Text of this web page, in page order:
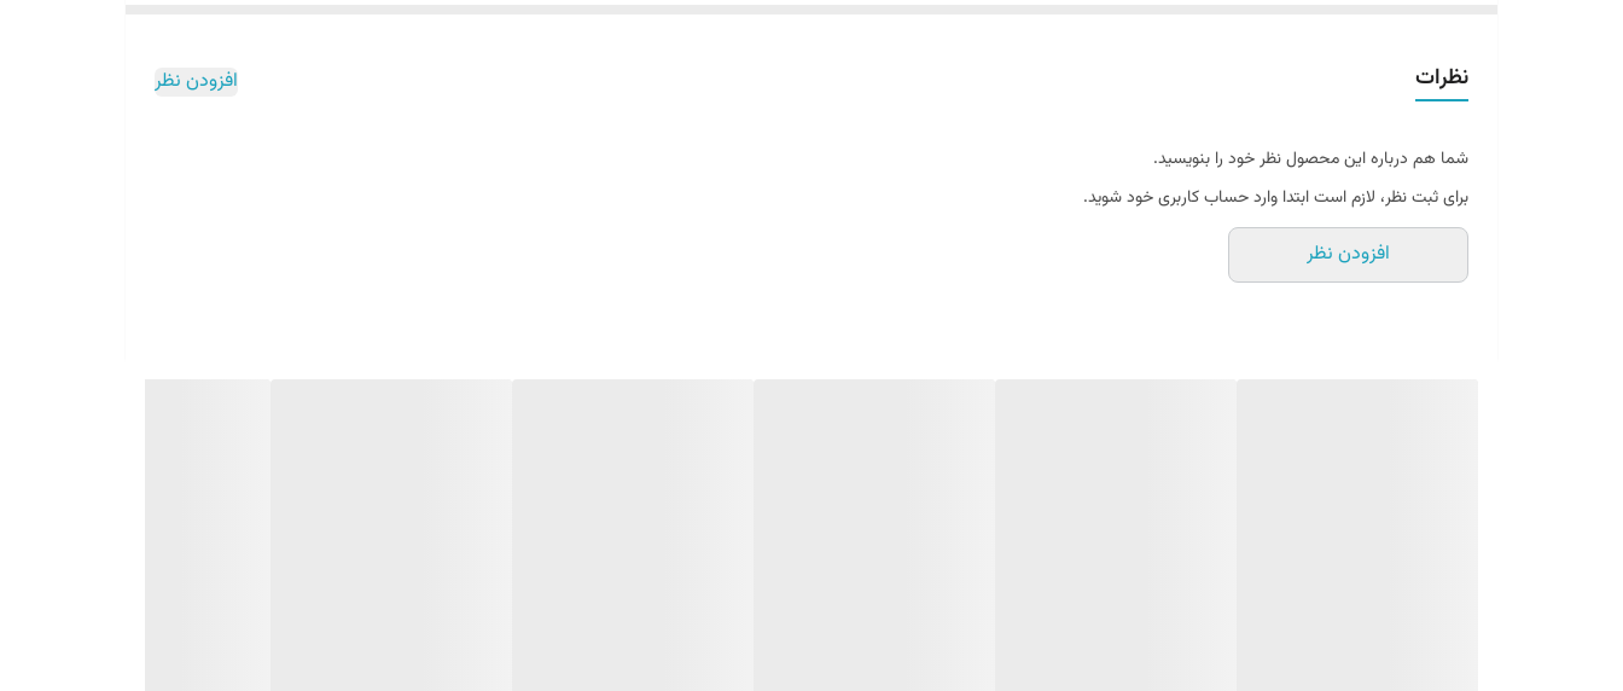
نظرات افزودن نظر
شما هم درباره این محصول نظر خود را بنویسید.
برای ثبت نظر، لازم است ابتدا وارد حساب کاربری خود شوید.
افزودن نظر